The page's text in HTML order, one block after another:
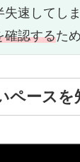
速してし
確認するた
ペースを